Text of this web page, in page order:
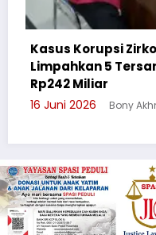
KBM: Kejati Kalteng
dan Kerugian Negara